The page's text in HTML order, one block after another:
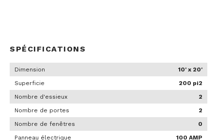
SPÉCIFICATIONS
Dimension
10' x 20'
Superficie
200 pi2
Nombre d'essieux
2
Nombre de portes
2
Nombre de fenêtres
0
Panneau électrique
100 AMP